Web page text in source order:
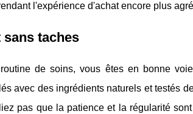
l'expérience d'achat encore plus
taches
de soins, vous êtes en bonne
avec des ingrédients naturels et testés
pas que la patience et la régularité